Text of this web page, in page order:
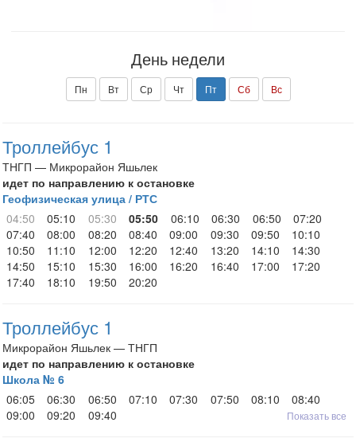
День недели
Пн Вт Ср Чт Пт Сб Вс
Троллейбус 1
ТНГП — Микрорайон Яшьлек
идет по направлению к остановке
Геофизическая улица / РТС
04:50
05:10 05:30 05:50 06:10 06:30 06:50
07:20
07:40
08:00 08:20 08:40 09:00 09:30 09:50
10:10
10:50
11:10 12:00 12:20 12:40 13:20 14:10
14:30
14:50
15:10 15:30 16:00 16:20 16:40 17:00
17:20
17:40
18:10 19:50 20:20
Троллейбус 1
Микрорайон Яшьлек — ТНГП
идет по направлению к остановке
Школа № 6
06:05
06:30 06:50 07:10 07:30 07:50 08:10
08:40
09:00
09:20 09:40 Показать все